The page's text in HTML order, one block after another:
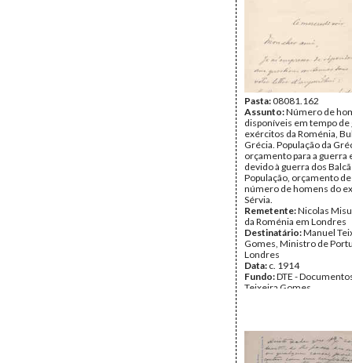
Pasta:08081.162
Assunto:Número de
disponíveis em tempo de
exércitos da Roménia,
Grécia. População da
orçamento para a guerra
devido à guerra dos
População, orçamento
número de homens do
Sérvia.
Remetente:Nicolas
da Roménia em Londres
Destinatário:Manuel
Gomes, Ministro de
Londres
Data: c. 1914
Fundo:DTE -
Teixeira Gomes